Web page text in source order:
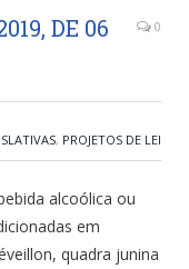
DE 06
0
, PROJETOS DE LEI
alcoólica ou
em
quadra junina